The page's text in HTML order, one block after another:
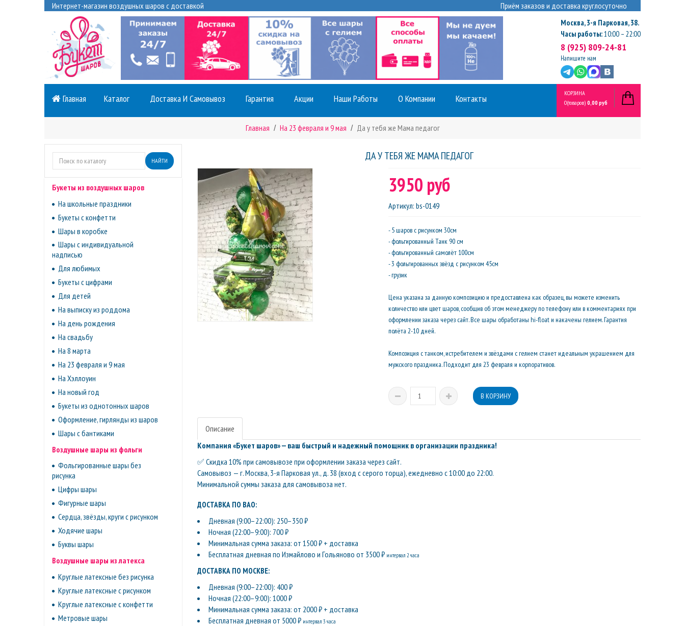
Интернет-магазин воздушных шаров с доставкой Приём заказов и доставка круглосуточно
Москва,3-я Парковая, 38.
Часы работы:10:00 – 22:00
8 (925) 809-24-81
Напишите нам
Главная Каталог Доставка И Самовывоз Гарантия Акции Наши Работы О Компании Контакты
КОРЗИНА
0(товаров) 0,00 руб
Главная На 23 февраля и 9 мая Да у тебя же Мама педагог
НАЙТИ
Букеты из воздушных шаров
На школьные праздники
Букеты с конфетти
Шары в коробке
Шары с индивидуальной
надписью
Для любимых
Букеты с цифрами
Для детей
На выписку из роддома
На день рождения
На свадьбу
На 8 марта
На 23 февраля и 9 мая
На Хэллоуин
На новый год
Букеты из однотонных шаров
Оформление, гирлянды из шаров
Шары с бантиками
Воздушные шары из фольги
Фольгированные шары без
рисунка
Цифры шары
Фигурные шары
Сердца, звёзды, круги с рисунком
Ходячие шары
Буквы шары
Воздушные шары из латекса
Круглые латексные без рисунка
Круглые латексные с рисунком
Круглые латексные с конфетти
Метровые шары
ДА У ТЕБЯ ЖЕ МАМА ПЕДАГОГ
3950 руб
Артикул: bs-0149
- 5 шаров с рисунком 30см
- фольгированный Танк 90 см
- фольгированный самолёт 100см
- 3 фольгированных звёзд с рисунком 45см
- грузик
Цена указана за данную композицию и предоставлена как образец, вы можете изменить
количество или цвет шаров, сообщив об этом менеджеру по телефону или в комментариях при
оформлении заказа через сайт. Все шары обработаны hi-float и накачены гелием. Гарантия
полёта 2-10 дней.
Композиция с танком, истребителем и звёздами с гелием станет идеальным украшением для
мужского праздника. Подходит для 23 февраля и корпоративов.
Описание
Компания «Букет шаров» — ваш быстрый и надежный помощник в организации праздника!
✅ Скидка 10% при самовывозе при оформлении заказа через сайт.
Самовывоз — г. Москва, 3-я Парковая ул., д. 38 (вход с серого торца), ежедневно с 10:00 до 22:00.
Минимальной суммы заказа для самовывоза нет.
ДОСТАВКА ПО ВАО:
Дневная (9:00–22:00): 250–350 ₽
Ночная (22:00–9:00): 700 ₽
Минимальная сумма заказа: от 1500 ₽ + доставка
Бесплатная дневная по Измайлово и Гольяново от 3500 ₽ интервал 2 часа
ДОСТАВКА ПО МОСКВЕ:
Дневная (9:00–22:00): 400 ₽
Ночная (22:00–9:00): 1000 ₽
Минимальная сумма заказа: от 2000 ₽ + доставка
Бесплатная дневная от 5000 ₽ интервал 3 часа